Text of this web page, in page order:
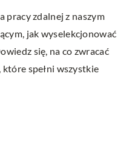
pracy zdalnej z naszym
jak wyselekcjonować
się, na co zwracać
spełni wszystkie